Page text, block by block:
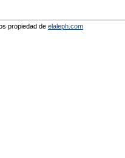
propiedad de elaleph.com